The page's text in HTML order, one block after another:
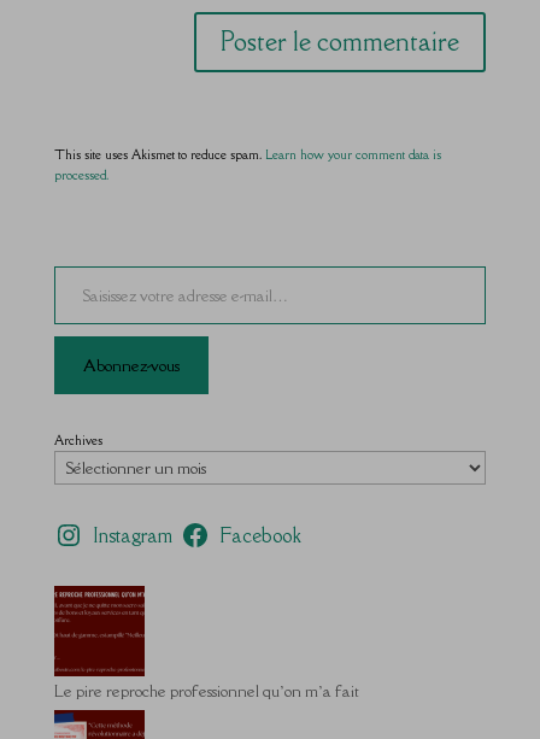
This site uses Akismet to reduce spam. Learn how your comment data is
processed.
Saisissez votre adresse e-mail…
Abonnez-vous
Archives
Instagram Facebook
Le pire reproche professionnel qu’on m’a fait